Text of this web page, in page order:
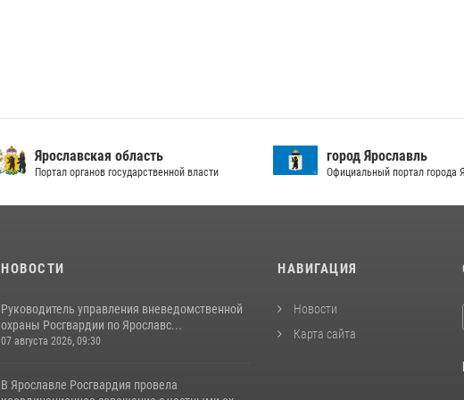
Ярославская область
Портал органов государственной власти
город Ярославль
Официальный портал города
НОВОСТИ
Руководитель управления вневедомственной
охраны Росгвардии по Ярославс...
07 августа 2026, 09:30
В Ярославле Росгвардия провела
НАВИГАЦИЯ
Новости
Карта сайта